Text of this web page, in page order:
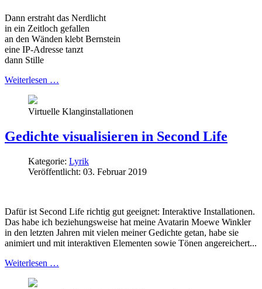
Dann erstraht das Nerdlicht
in ein Zeitloch gefallen
an den Wänden klebt Bernstein
eine IP-Adresse tanzt
dann Stille
Weiterlesen …
Virtuelle Klanginstallationen
Gedichte visualisieren in Second Life
Kategorie: Lyrik
Veröffentlicht: 03. Februar 2019
Dafür ist Second Life richtig gut geeignet: Interaktive Installationen.
Das habe ich beziehungsweise hat meine Avatarin Moewe Winkler
in den letzten Jahren mit vielen meiner Gedichte getan, habe sie
animiert und mit interaktiven Elementen sowie Tönen angereichert...
Weiterlesen …